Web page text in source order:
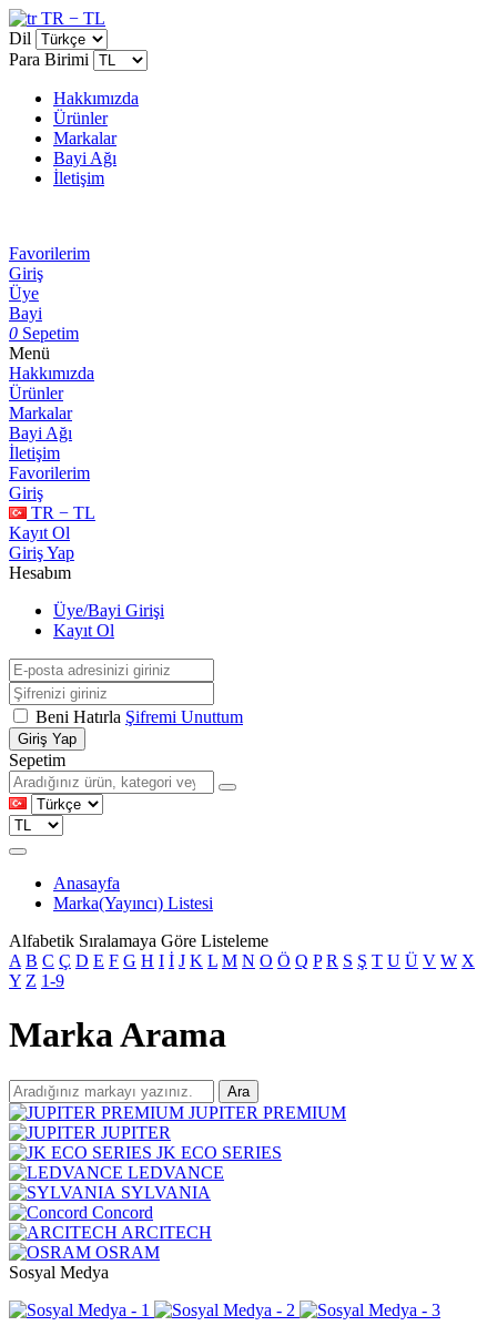
TR − TL
Dil
Para Birimi
Hakkımızda
Ürünler
Markalar
Bayi Ağı
İletişim
Favorilerim
Giriş
Üye
Bayi
0 Sepetim
Menü
Hakkımızda
Ürünler
Markalar
Bayi Ağı
İletişim
Favorilerim
Giriş
TR − TL
Kayıt Ol
Giriş Yap
Hesabım
Üye/Bayi Girişi
Kayıt Ol
Beni Hatırla Şifremi Unuttum
Giriş Yap
Sepetim
Anasayfa
Marka(Yayıncı) Listesi
Alfabetik Sıralamaya Göre Listeleme
A B C Ç D E F G H I İ J K L M N O Ö Q P R S Ş T U Ü V W X
Y Z 1-9
Marka Arama
Ara
JUPITER PREMIUM
JUPITER
JK ECO SERIES
LEDVANCE
SYLVANIA
Concord
ARCITECH
OSRAM
Sosyal Medya